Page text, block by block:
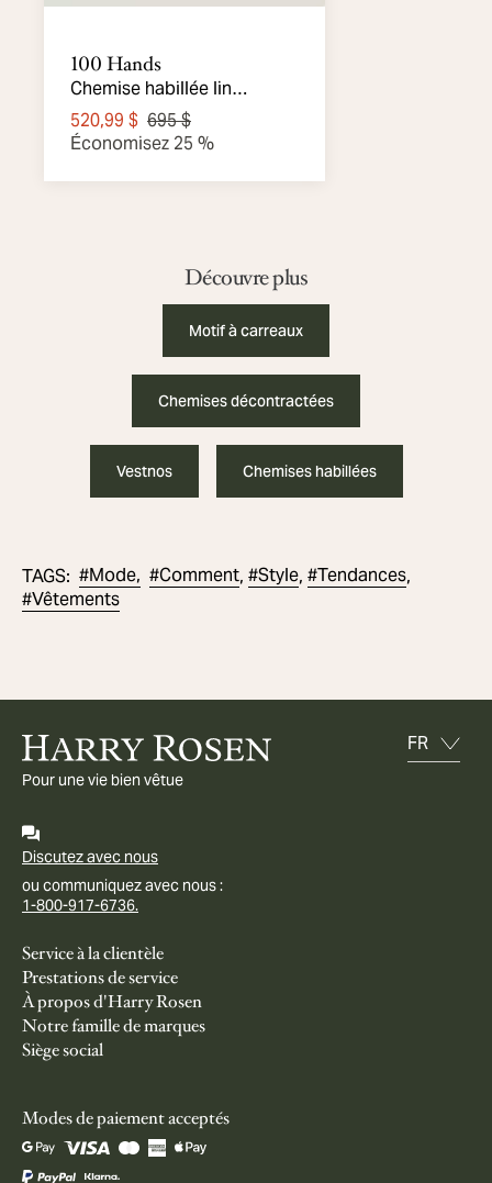
100 Hands
Chemise habillée lin
carreauté
520,99 $ 695 $
Économisez 25 %
Découvre plus
Motif à carreaux
Chemises décontractées
Vestnos Chemises habillées
TAGS: #Mode, #Comment, #Style, #Tendances,
#Vêtements
Pour une vie bien vêtue
Discutez avec nous
ou communiquez avec nous :
1-800-917-6736.
Service à la clientèle
Prestations de service
À propos d'Harry Rosen
Notre famille de marques
Siège social
Modes de paiement acceptés